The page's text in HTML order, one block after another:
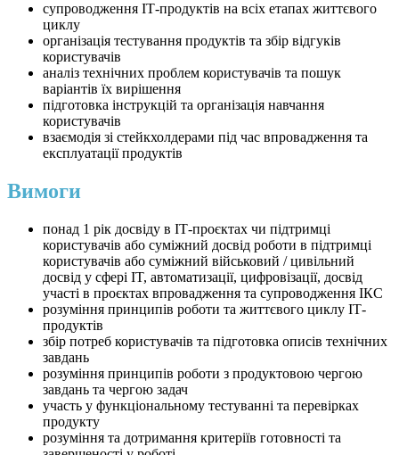
супроводження ІТ-продуктів на всіх етапах життєвого
циклу
організація тестування продуктів та збір відгуків
користувачів
аналіз технічних проблем користувачів та пошук
варіантів їх вирішення
підготовка інструкцій та організація навчання
користувачів
взаємодія зі стейкхолдерами під час впровадження та
експлуатації продуктів
Вимоги
понад 1 рік досвіду в ІТ-проєктах чи підтримці
користувачів або суміжний досвід роботи в підтримці
користувачів або суміжний військовий / цивільний
досвід у сфері IT, автоматизації, цифровізації, досвід
участі в проєктах впровадження та супроводження ІКС
розуміння принципів роботи та життєвого циклу ІТ-
продуктів
збір потреб користувачів та підготовка описів технічних
завдань
розуміння принципів роботи з продуктовою чергою
завдань та чергою задач
участь у функціональному тестуванні та перевірках
продукту
розуміння та дотримання критеріїв готовності та